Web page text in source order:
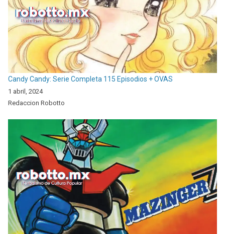
Candy Candy: Serie Completa 115 Episodios + OVAS
1 abril, 2024
Redaccion Robotto